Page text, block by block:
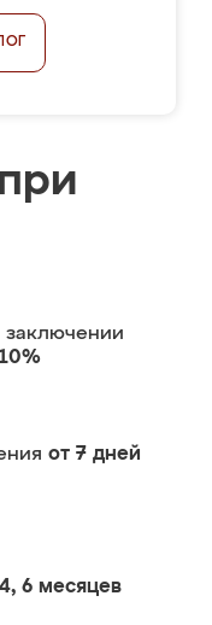
заключении
от 7 дней
6 месяцев